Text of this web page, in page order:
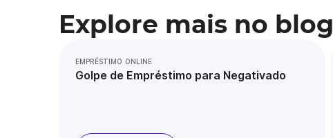
Explore mais no blog
EMPRÉSTIMO ONLINE
Golpe de Empréstimo para Negativado